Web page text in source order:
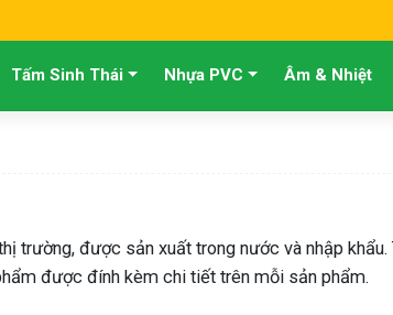
Tấm Sinh Thái Nhựa PVC Âm & Nhiệt
trường, được sản xuất trong nước và nhập
được đính kèm chi tiết trên mỗi sản phẩm.